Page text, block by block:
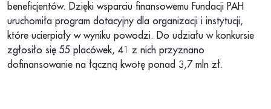
beneficjentów. Dzięki wsparciu finansowemu Fundacji PAH
uruchomiła program dotacyjny dla organizacji i instytucji,
które ucierpiały w wyniku powodzi. Do udziału w konkursie
zgłosiło się 55 placówek, 41 z nich przyznano
dofinansowanie na łączną kwotę ponad 3,7 mln zł.